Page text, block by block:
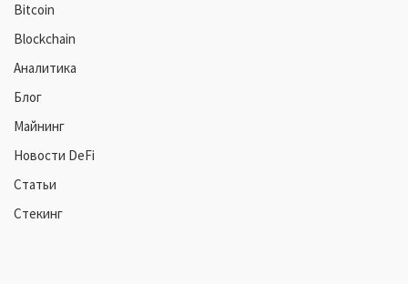
Bitcoin
Blockchain
Аналитика
Блог
Майнинг
Новости DeFi
Статьи
Стекинг